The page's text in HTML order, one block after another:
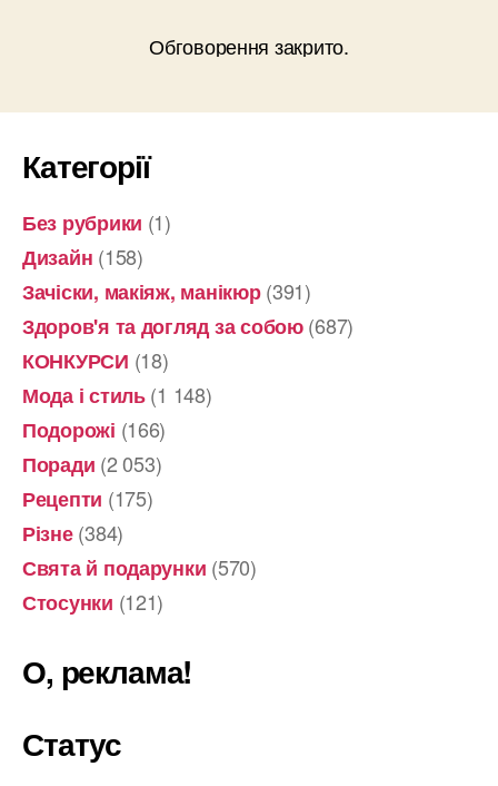
Обговорення закрито.
Категорії
Без рубрики (1)
Дизайн (158)
Зачіски, макіяж, манікюр(391)
Здоров'я та догляд за собою(687)
КОНКУРСИ (18)
Мода і стиль(1 148)
Подорожі (166)
Поради (2 053)
Рецепти (175)
Різне(384)
Свята й подарунки (570)
Стосунки (121)
О, реклама!
Статус